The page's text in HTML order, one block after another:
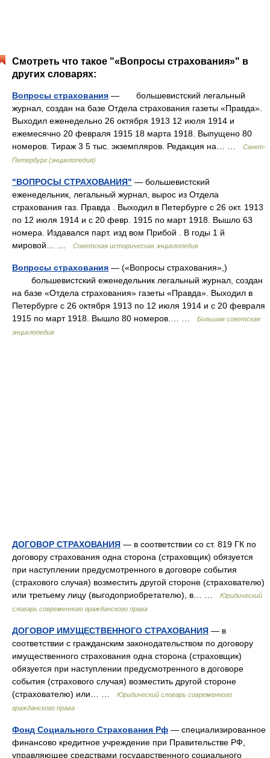
Смотреть что такое "«Вопросы страхования»" в
других словарях:
Вопросы страхования — большевистский легальный
журнал, создан на базе Отдела страхования газеты «Правда».
Выходил еженедельно 26 октября 1913 12 июля 1914 и
ежемесячно 20 февраля 1915 18 марта 1918. Выпущено 80
номеров. Тираж 3 5 тыс. экземпляров. Редакция на… …
Санкт-
Петербург (энциклопедия)
"ВОПРОСЫ СТРАХОВАНИЯ" — большевистский
еженедельник, легальный журнал, вырос из Отдела
страхования газ. Правда . Выходил в Петербурге с 26 окт. 1913
по 12 июля 1914 и с 20 февр. 1915 по март 1918. Вышло 63
номера. Издавался парт. изд вом Прибой . В годы 1 й
мировой… …
Советская историческая энциклопедия
Вопросы страхования — («Вопросы страхования»,)
большевистский еженедельник легальный журнал, создан
на базе «Отдела страхования» газеты «Правда». Выходил в
Петербурге с 26 октября 1913 по 12 июля 1914 и с 20 февраля
1915 по март 1918. Вышло 80 номеров.… …
Большая советская
энциклопедия
ДОГОВОР СТРАХОВАНИЯ — в соответствии со ст. 819 ГК по
договору страхования одна сторона (страховщик) обязуется
при наступлении предусмотренного в договоре события
(страхового случая) возместить другой стороне (страхователю)
или третьему лицу (выгодоприобретателю), в… …
Юридический
словарь современного гражданского права
ДОГОВОР ИМУЩЕСТВЕННОГО СТРАХОВАНИЯ — в
соответствии с гражданским законодательством по договору
имущественного страхования одна сторона (страховщик)
обязуется при наступлении предусмотренного в договоре
события (страхового случая) возместить другой стороне
(страхователю) или… …
Юридический словарь современного
гражданского права
Фонд Социального Страхования Рф — специализированное
финансово кредитное учреждение при Правительстве РФ,
управляющее средствами государственного социального